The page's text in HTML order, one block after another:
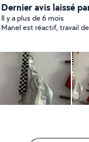
dos 3. Modification de la . Création/ retouche
/raccourcissement
N'hésitez pas à me
Dernier avis laissé
Il y a plus de 6 mois
Manel est réactif, travail